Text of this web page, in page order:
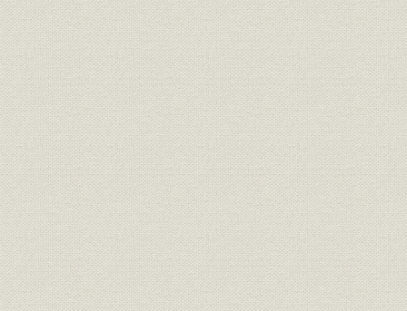
(2) 二国間協力関係
第2章 財政再建と行政改革(1980~85年)
第1節 概観
1. 当会活動の基調
2. 政治・経済の動向
第2節 増税なき財政再建の推進
1. 行政改革の推進
2. 財政再建=歳出削減の努力